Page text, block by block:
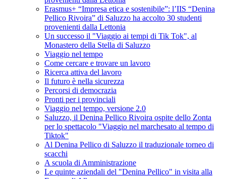
Erasmus+ “Impresa etica e sostenibile”: l’IIS “Denina
Pellico Rivoira” di Saluzzo ha accolto 30 studenti
provenienti dalla Lettonia
Un successo il "Viaggio ai tempi di Tik Tok", al
Monastero della Stella di Saluzzo
Viaggio nel tempo
Come cercare e trovare un lavoro
Ricerca attiva del lavoro
Il futuro è nella sicurezza
Percorsi di democrazia
Pronti per i provinciali
Viaggio nel tempo, versione 2.0
Saluzzo, il Denina Pellico Rivoira ospite dello Zonta
per lo spettacolo "Viaggio nel marchesato al tempo di
Tiktok"
Al Denina Pellico di Saluzzo il traduzionale torneo di
scacchi
A scuola di Amministrazione
Le quinte aziendali del "Denina Pellico" in visita alla